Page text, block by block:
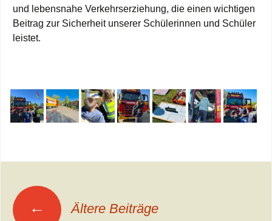
und lebensnahe Verkehrserziehung, die einen wichtigen
Beitrag zur Sicherheit unserer Schülerinnen und Schüler
leistet.
Beitragsnavigation
← Ältere Beiträge